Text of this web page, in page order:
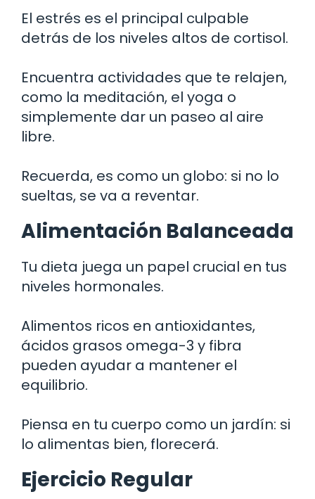
El estrés es el principal culpable
detrás de los niveles altos de cortisol.
Encuentra actividades que te relajen,
como la meditación, el yoga o
simplemente dar un paseo al aire
libre.
Recuerda, es como un globo: si no lo
sueltas, se va a reventar.
Alimentación Balanceada
Tu dieta juega un papel crucial en tus
niveles hormonales.
Alimentos ricos en antioxidantes,
ácidos grasos omega-3 y fibra
pueden ayudar a mantener el
equilibrio.
Piensa en tu cuerpo como un jardín: si
lo alimentas bien, florecerá.
Ejercicio Regular